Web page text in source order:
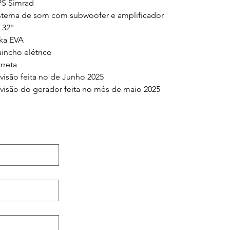
Simrad
de som com subwoofer e amplificador
32"
EVA
elétrico
feita no de Junho 2025
do gerador feita no mês de maio 2025